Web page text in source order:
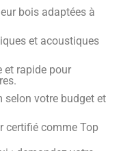
bois adaptées à
et acoustiques
et rapide pour
selon votre budget et
certifié comme Top